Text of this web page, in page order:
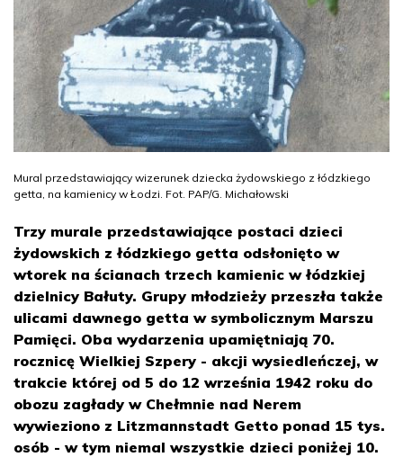
Mural przedstawiający wizerunek dziecka żydowskiego z łódzkiego
getta, na kamienicy w Łodzi. Fot. PAP/G. Michałowski
Trzy murale przedstawiające postaci dzieci
żydowskich z łódzkiego getta odsłonięto w
wtorek na ścianach trzech kamienic w łódzkiej
dzielnicy Bałuty. Grupy młodzieży przeszła także
ulicami dawnego getta w symbolicznym Marszu
Pamięci. Oba wydarzenia upamiętniają 70.
rocznicę Wielkiej Szpery - akcji wysiedleńczej, w
trakcie której od 5 do 12 września 1942 roku do
obozu zagłady w Chełmnie nad Nerem
wywieziono z Litzmannstadt Getto ponad 15 tys.
osób - w tym niemal wszystkie dzieci poniżej 10.